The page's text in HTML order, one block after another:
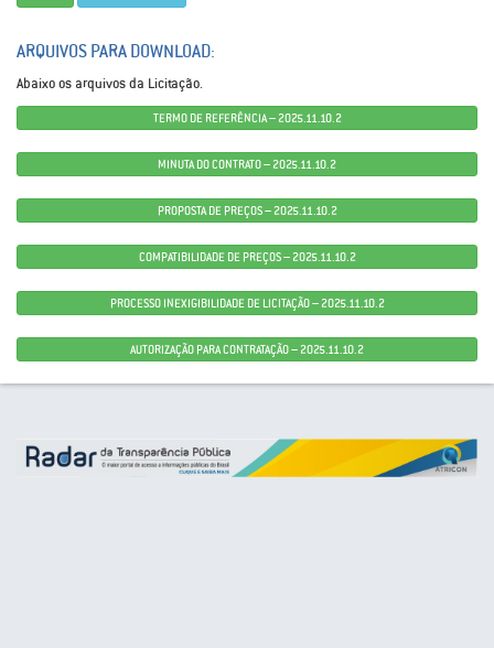
ARQUIVOS PARA DOWNLOAD:
Abaixo os arquivos da Licitação.
TERMO DE REFERÊNCIA – 2025.11.10.2
MINUTA DO CONTRATO – 2025.11.10.2
PROPOSTA DE PREÇOS – 2025.11.10.2
COMPATIBILIDADE DE PREÇOS – 2025.11.10.2
PROCESSO INEXIGIBILIDADE DE LICITAÇÃO – 2025.11.10.2
AUTORIZAÇÃO PARA CONTRATAÇÃO – 2025.11.10.2